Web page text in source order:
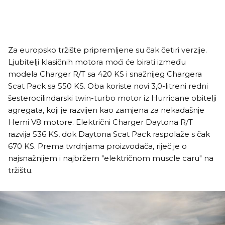
Za europsko tržište pripremljene su čak četiri verzije.
Ljubitelji klasičnih motora moći će birati između
modela Charger R/T sa 420 KS i snažnijeg Chargera
Scat Pack sa 550 KS. Oba koriste novi 3,0-litreni redni
šesterocilindarski twin-turbo motor iz Hurricane obitelji
agregata, koji je razvijen kao zamjena za nekadašnje
Hemi V8 motore. Električni Charger Daytona R/T
razvija 536 KS, dok Daytona Scat Pack raspolaže s čak
670 KS. Prema tvrdnjama proizvođača, riječ je o
najsnažnijem i najbržem "električnom muscle caru" na
tržištu.